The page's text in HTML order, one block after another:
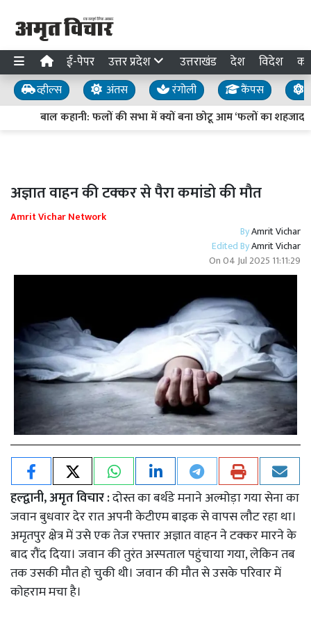
ई-पेपर उत्तर प्रदेश उत्तराखंड देश विदेश
व्हील्स अंतस रंगोली कैंपस
बाल कहानी: फलों की सभा में क्यों बना छोटू आम ‘फलों का शहजादा’?
अज्ञात वाहन की टक्कर से पैरा कमांडो की मौत
Amrit Vichar Network
ByAmrit Vichar
Edited ByAmrit Vichar
On04 Jul 2025 11:11:29
हल्द्वानी, अमृत विचार :दोस्त का बर्थडे मनाने अल्मोड़ा गया सेना का
जवान बुधवार देर रात अपनी केटीएम बाइक से वापस लौट रहा था।
अमृतपुर क्षेत्र में उसे एक तेज रफ्तार अज्ञात वाहन ने टक्कर मारने के
बाद रौंद दिया। जवान की तुरंत अस्पताल पहुंचाया गया, लेकिन तब
तक उसकी मौत हो चुकी थी। जवान की मौत से उसके परिवार में
कोहराम मचा है।